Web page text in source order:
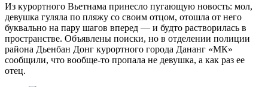
Из курортного Вьетнама принесло пугающую новость: мол,
девушка гуляла по пляжу со своим отцом, отошла от него
буквально на пару шагов вперед — и будто растворилась в
пространстве. Объявлены поиски, но в отделении полиции
района Дьенбан Донг курортного города Дананг «МК»
сообщили, что вообще-то пропала не девушка, а как раз ее
отец.